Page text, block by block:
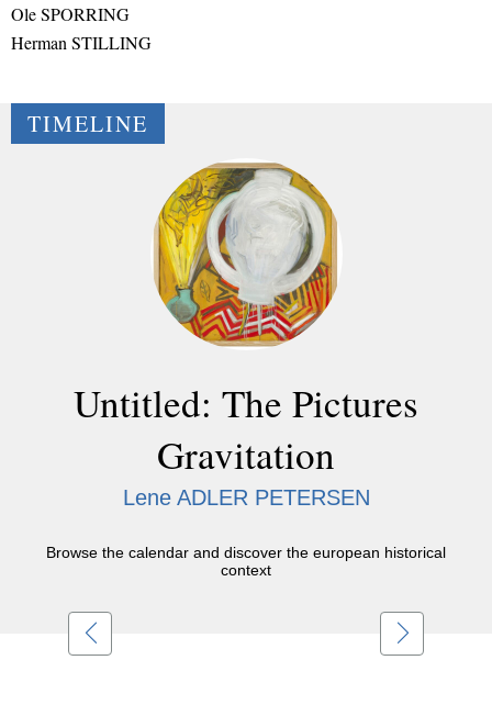
Ole SPORRING
Herman STILLING
TIMELINE
Untitled: The Pictures
Gravitation
Lene ADLER PETERSEN
Browse the calendar and discover the european historical
context